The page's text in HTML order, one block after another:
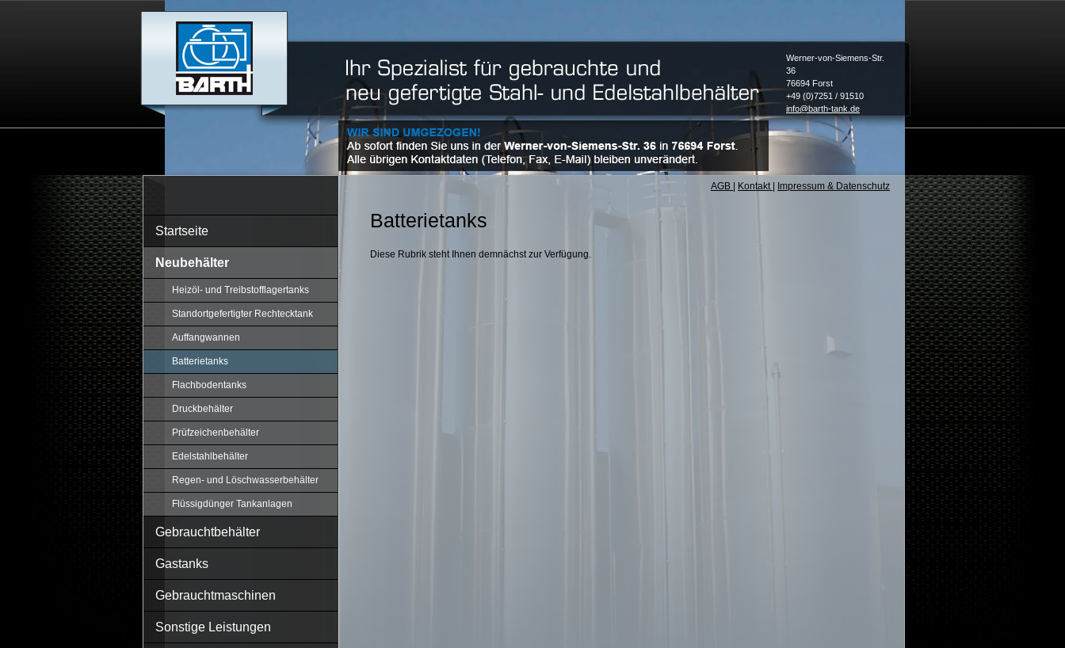
Werner-von-Siemens-Str.
36
76694 Forst
+49 (0)7251 / 91510
info@barth-tank.de
AGB Kontakt Impressum & Datenschutz
Startseite
Neubehälter
Heizöl- und Treibstofflagertanks
Standortgefertigter Rechtecktank
Auffangwannen
Batterietanks
Flachbodentanks
Druckbehälter
Prüfzeichenbehälter
Edelstahlbehälter
Regen- und Löschwasserbehälter
Flüssigdünger Tankanlagen
Gebrauchtbehälter
Gastanks
Gebrauchtmaschinen
Sonstige Leistungen
Batterietanks
Diese Rubrik steht Ihnen demnächst zur Verfügung.